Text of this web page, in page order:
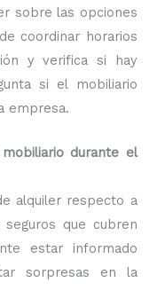
sobre las opciones
coordinar horarios
y verifica si hay
si el mobiliario
empresa.
durante el
alquiler respecto a
que cubren
estar informado
sorpresas en la